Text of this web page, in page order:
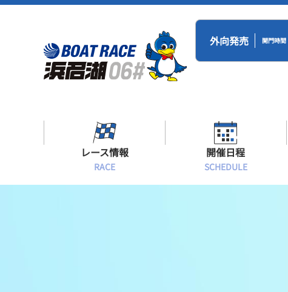
外向発売 開門時間
レース情報
RACE
開催日程
SCHEDULE